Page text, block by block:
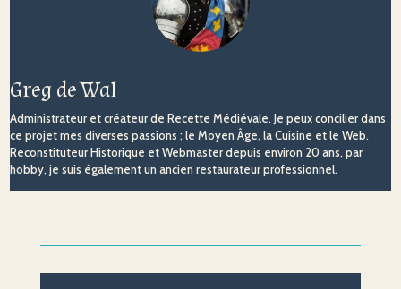
Greg de Wal
Administrateur et créateur de Recette Médiévale. Je peux concilier dans
ce projet mes diverses passions ; le Moyen Âge, la Cuisine et le Web.
Reconstituteur Historique et Webmaster depuis environ 20 ans, par
hobby, je suis également un ancien restaurateur professionnel.